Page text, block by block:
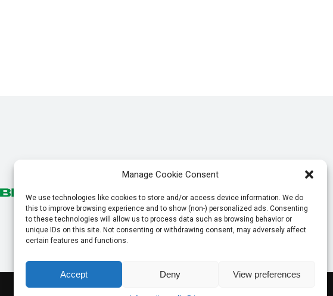
Manage Cookie Consent
We use technologies like cookies to store and/or access device information. We do
this to improve browsing experience and to show (non-) personalized ads. Consenting
to these technologies will allow us to process data such as browsing behavior or
unique IDs on this site. Not consenting or withdrawing consent, may adversely affect
certain features and functions.
Accept Deny View preferences